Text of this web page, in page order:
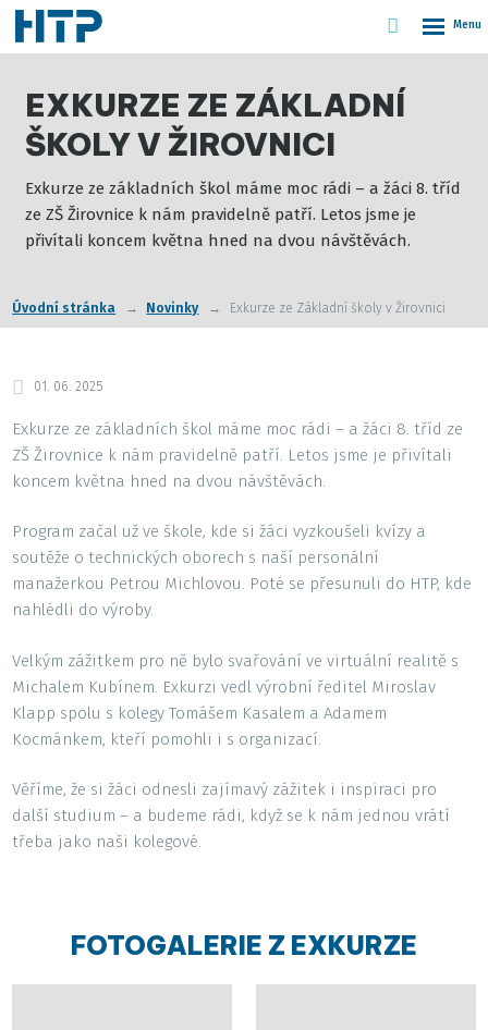
EXKURZE ZE ZÁKLADNÍ
ŠKOLY V ŽIROVNICI
Exkurze ze základních škol máme moc rádi – a žáci 8. tříd
ze ZŠ Žirovnice k nám pravidelně patří. Letos jsme je
přivítali koncem května hned na dvou návštěvách.
Úvodní stránka Novinky Exkurze ze Základní školy v Žirovnici
01. 06. 2025
Exkurze ze základních škol máme moc rádi – a žáci 8. tříd ze
ZŠ Žirovnice k nám pravidelně patří. Letos jsme je přivítali
koncem května hned na dvou návštěvách.
Program začal už ve škole, kde si žáci vyzkoušeli kvízy a
soutěže o technických oborech s naší personální
manažerkou Petrou Michlovou. Poté se přesunuli do HTP, kde
nahlédli do výroby.
Velkým zážitkem pro ně bylo svařování ve virtuální realitě s
Michalem Kubínem. Exkurzi vedl výrobní ředitel Miroslav
Klapp spolu s kolegy Tomášem Kasalem a Adamem
Kocmánkem, kteří pomohli i s organizací.
Věříme, že si žáci odnesli zajímavý zážitek i inspiraci pro
další studium – a budeme rádi, když se k nám jednou vrátí
třeba jako naši kolegové.
FOTOGALERIE Z EXKURZE